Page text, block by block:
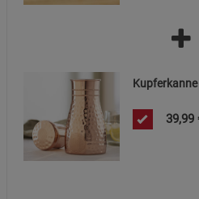
Kupferkanne
39,99
Cookie-
Marketing Cookies
Beschreibung Marketing Cookies
Cookie-